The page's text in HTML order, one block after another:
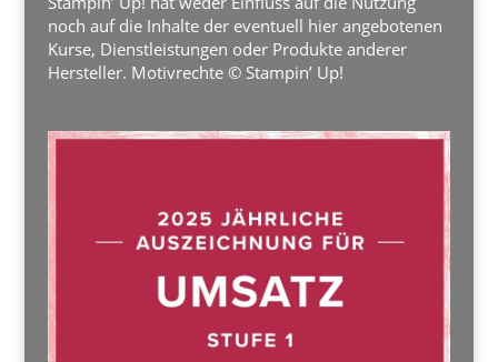
noch auf die Inhalte der eventuell hier angebotenen
Kurse, Dienstleistungen oder Produkte anderer
Hersteller. Motivrechte © Stampin’ Up!